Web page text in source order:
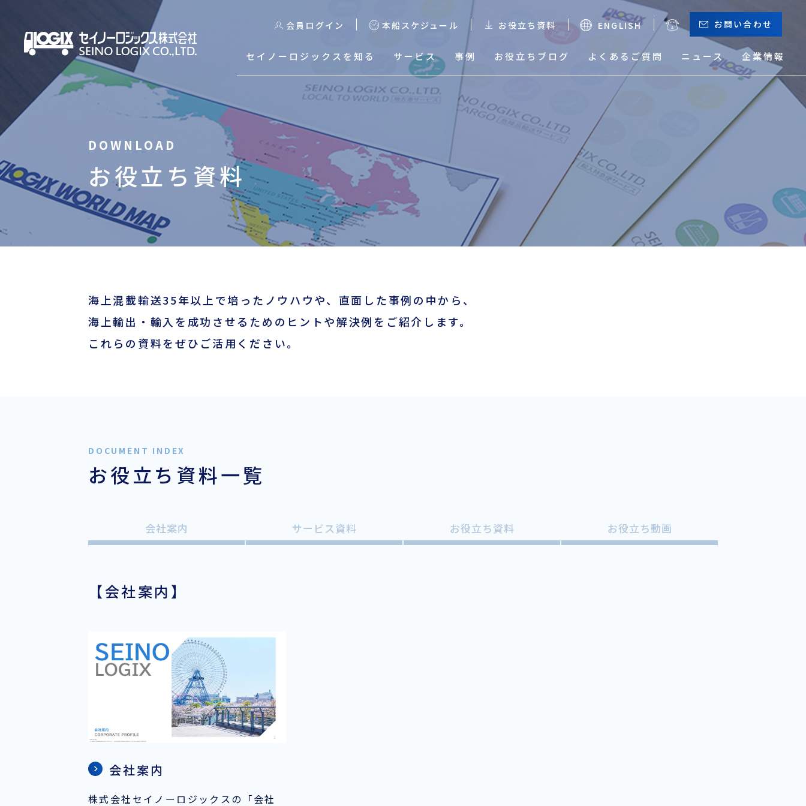
会員ログイン 本船スケジュール お役立ち資料 ENGLISH お問い合わせ
セイノーロジックスを知る サービス 事例 お役立ちブログ よくあるご質問 ニュース 企業情報
セイノーロジックスを知る
サービス
輸出海上混載輸送（LCL）
輸入海上混載輸送（LCL）
Asian Express Service(HDS)
事例
航路・エリア情報/お知らせ
企業情報
今日は何の日
本船スケジュール
輸出スケジュール検索
輸出Excelスケジュールダ
ウンロード
輸入混載貨物トレース
輸入HDS Excelスケジュ
会員ログイン
ログインはこちら
お役立ちメニュー
（輸出）
サーチャージ一覧
貨物トレース
本船動静と換算レート
危険品取り扱い実績検索
お問い合わせ お役立ち資料
お役立ち資料
海上混載輸送35年以上で培ったノウハウや、直面した事例の中から、
海上輸出・輸入を成功させるためのヒントや解決例をご紹介します。
これらの資料をぜひご活用ください。
お役立ち資料一覧
会社案内 サービス資料 お役立ち資料 お役立ち動画
【会社案内】
会社案内
株式会社セイノーロジックスの「会社